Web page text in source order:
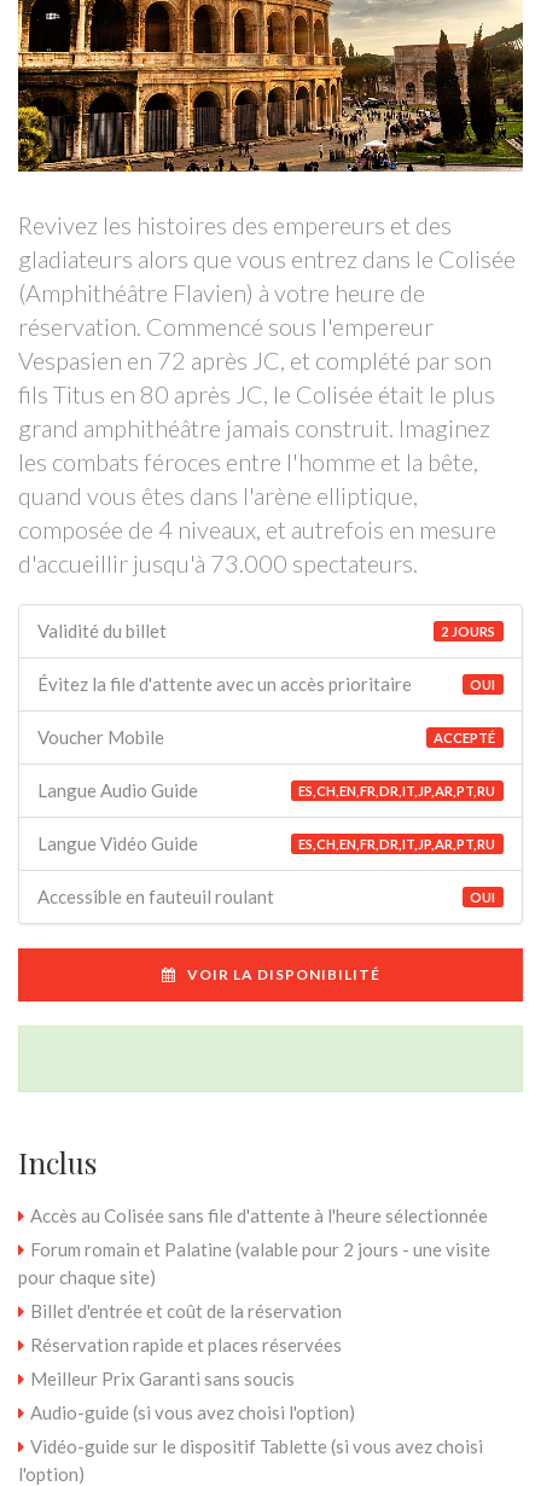
Revivez les histoires des empereurs et des
gladiateurs alors que vous entrez dans le Colisée
(Amphithéâtre Flavien) à votre heure de
réservation. Commencé sous l'empereur
Vespasien en 72 après JC, et complété par son
fils Titus en 80 après JC, le Colisée était le plus
grand amphithéâtre jamais construit. Imaginez
les combats féroces entre l'homme et la bête,
quand vous êtes dans l'arène elliptique,
composée de 4 niveaux, et autrefois en mesure
d'accueillir jusqu'à 73.000 spectateurs.
Validité du billet 2 JOURS
Évitez la file d'attente avec un accès prioritaire OUI
Voucher Mobile ACCEPTÉ
Langue Audio Guide ES,CH,EN,FR,DR,IT,JP,AR,PT,RU
Langue Vidéo Guide ES,CH,EN,FR,DR,IT,JP,AR,PT,RU
Accessible en fauteuil roulant OUI
VOIR LA DISPONIBILITÉ
Inclus
Accès au Colisée sans file d'attente à l'heure sélectionnée
Forum romain et Palatine (valable pour 2 jours - une visite
pour chaque site)
Billet d'entrée et coût de la réservation
Réservation rapide et places réservées
Meilleur Prix Garanti sans soucis
Audio-guide (si vous avez choisi l'option)
Vidéo-guide sur le dispositif Tablette (si vous avez choisi
l'option)